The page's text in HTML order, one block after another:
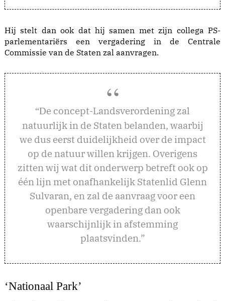
Hij stelt dan ook dat hij samen met zijn collega PS-
parlementariërs een vergadering in de Centrale
Commissie van de Staten zal aanvragen.
“De concept-Landsverordening zal
natuurlijk in de Staten belanden, waarbij
we dus eerst duidelijkheid over de impact
op de natuur willen krijgen. Overigens
zitten wij wat dit onderwerp betreft ook op
één lijn met onafhankelijk Statenlid Glenn
Sulvaran, en zal de aanvraag voor een
openbare vergadering dan ook
waarschijnlijk in afstemming
plaatsvinden.”
‘Nationaal Park’